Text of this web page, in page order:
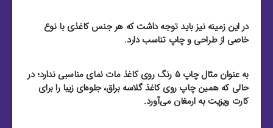
در این زمینه نیز باید توجه داشت که هر جنس کاغذی با نوع
خاصی از طراحی و چاپ تناسب دارد.
به عنوان مثال چاپ ۵ رنگ روی کاغذ مات نمای مناسبی ندارد؛ در
حالی که همین چاپ روی کاغذ گلاسه براق، جلوه‌ای زیبا را برای
کارت ویزیت به ارمغان می‌آورد.